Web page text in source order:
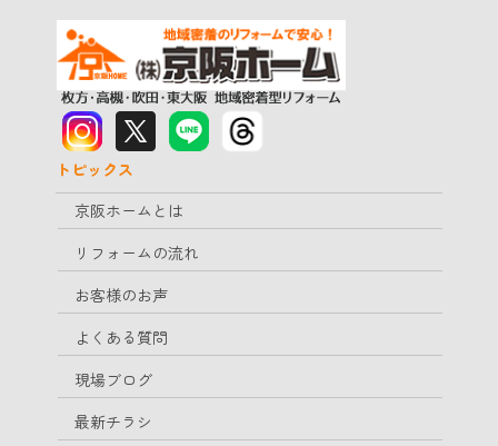
トピックス
京阪ホームとは
リフォームの流れ
お客様のお声
よくある質問
現場ブログ
最新チラシ